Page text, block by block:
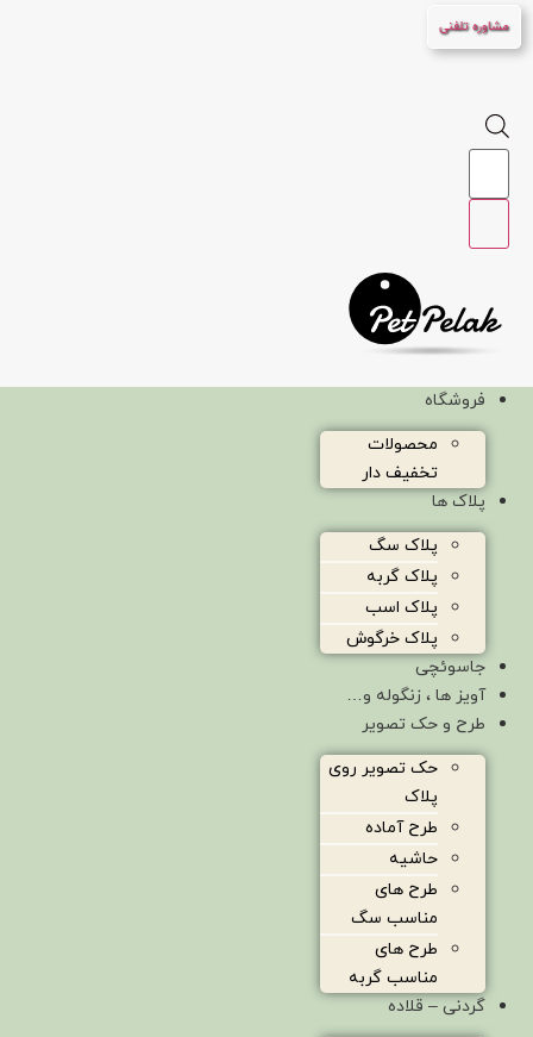
پرش
به
مشاوره تلفنی
Products
فروشگاه
محصولات
تخفیف دار
پلاک ها
پلاک سگ
پلاک گربه
پلاک اسب
پلاک خرگوش
جاسوئچی
آویز ها ، زنگوله و…
طرح و حک تصویر
حک تصویر روی
پلاک
طرح آماده
حاشیه
طرح های
مناسب سگ
طرح های
مناسب گربه
گردنی – قلاده